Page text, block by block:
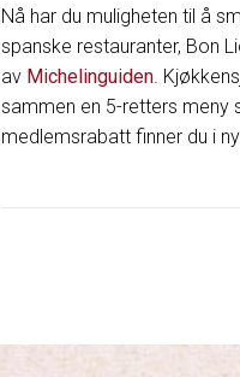
Nå har du muligheten til å
spanske restauranter, Bon
av Michelinguiden.
sammen en 5-retters meny
medlemsrabatt finner du i